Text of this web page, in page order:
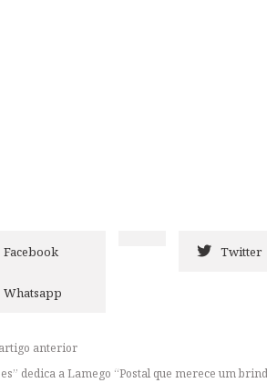
Facebook Twitter
Whatsapp
artigo anterior
dedica a Lamego “Postal que merece um